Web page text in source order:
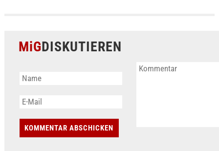
MiGDISKUTIEREN